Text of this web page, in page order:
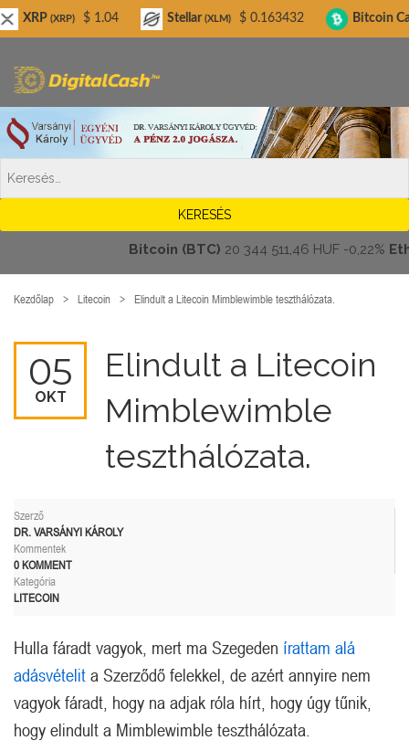
Bitcoin (BTC)20 344 511,46 HUF-0,22%
Kezdőlap Litecoin Elindult a Litecoin Mimblewimble teszthálózata.
05
OKT
Elindult a Litecoin
Mimblewimble
teszthálózata.
Szerző
DR. VARSÁNYI KÁROLY
Kommentek
0 KOMMENT
Kategória
LITECOIN
Hulla fáradt vagyok, mert ma Szegeden írattam alá
adásvételit a Szerződő felekkel, de azért annyire nem
vagyok fáradt, hogy na adjak róla hírt, hogy úgy tűnik,
hogy elindult a Mimblewimble teszthálózata.
$ 1.04 Stellar(XLM) $ 0.163432 Bitcoin Cash(BCH)
Digitalcash.hu